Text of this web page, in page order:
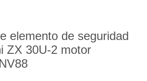
elemento de seguridad
ZX 30U-2 motor